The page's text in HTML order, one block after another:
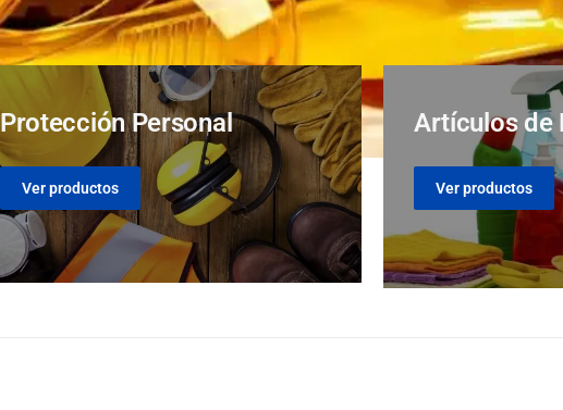
Protección Personal
Ver productos
Artículos de
Ver productos